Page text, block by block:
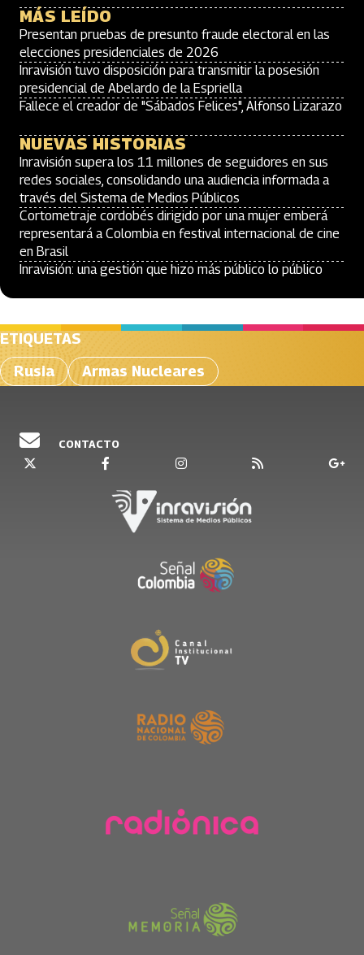
MÁS LEÍDO
Presentan pruebas de presunto fraude electoral en las
elecciones presidenciales de 2026
Inravisión tuvo disposición para transmitir la posesión
presidencial de Abelardo de la Espriella
Fallece el creador de "Sábados Felices", Alfonso Lizarazo
NUEVAS HISTORIAS
Inravisión supera los 11 millones de seguidores en sus
redes sociales, consolidando una audiencia informada a
través del Sistema de Medios Públicos
Cortometraje cordobés dirigido por una mujer emberá
representará a Colombia en festival internacional de cine
en Brasil
Inravisión: una gestión que hizo más público lo público
ETIQUETAS
Rusia
Armas Nucleares
CONTACTO